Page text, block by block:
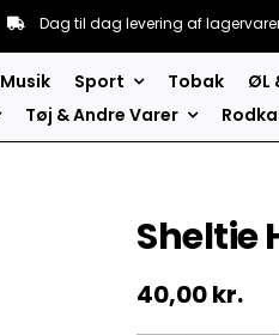
Dag til dag levering af
Musik Sport Tobak
ØL
Tøj & Andre Varer
Sheltie
40,00kr.